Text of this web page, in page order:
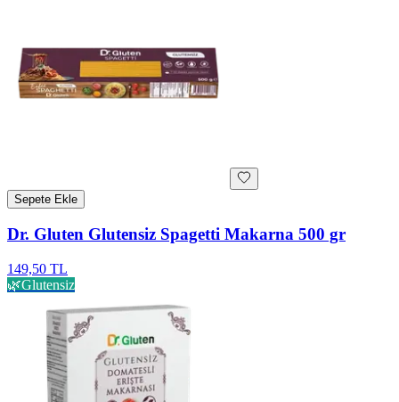
Sepete Ekle
Dr. Gluten Glutensiz Spagetti Makarna 500 gr
149,50 TL
🌿Glutensiz